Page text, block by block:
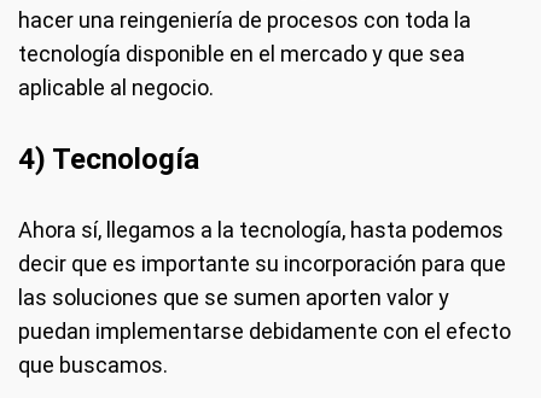
hacer una reingeniería de procesos con toda la
tecnología disponible en el mercado y que sea
aplicable al negocio.
4) Tecnología
Ahora sí, llegamos a la tecnología, hasta podemos
decir que es importante su incorporación para que
las soluciones que se sumen aporten valor y
puedan implementarse debidamente con el efecto
que buscamos.